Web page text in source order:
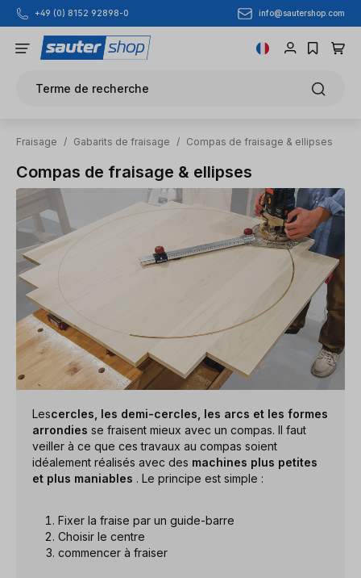
Passer au contenu principal
+49 (0) 8152 92898-0 info@sautershop.com
Terme de recherche
Fraisage / Gabarits de fraisage / Compas de fraisage & ellipses
Compas de fraisage & ellipses
Lescercles, les demi-cercles, les arcs et les formes
arrondies se fraisent mieux avec un compas. Il faut
veiller à ce que ces travaux au compas soient
idéalement réalisés avec des machines plus petites
et plus maniables . Le principe est simple :
Fixer la fraise par un guide-barre
Choisir le centre
commencer à fraiser